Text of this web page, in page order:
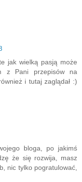
jak wielką pasją może
z Pani przepisów na
i tutaj zaglądał :)
bloga, po jakimś
że się rozwija, masz
nic tylko pogratulować,